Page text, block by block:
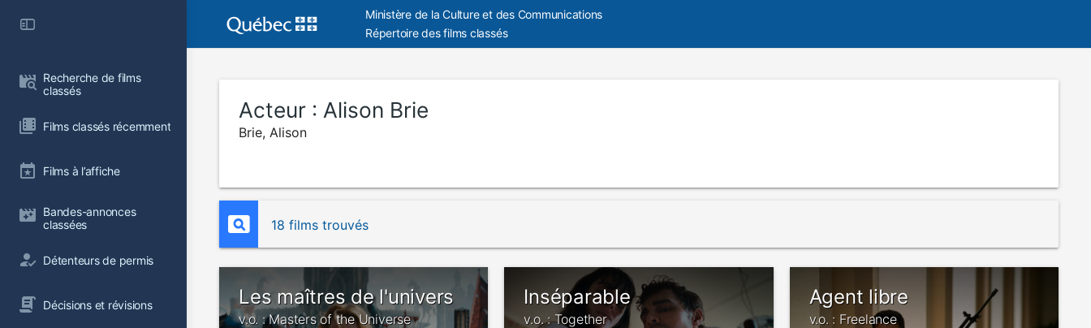
Recherche de films
classés
Films classés récemment
Films à l’affiche
Bandes-annonces
classées
Détenteurs de permis
Décisions et révisions
Ministère de la Culture et des Communications
Répertoire des films classés
Acteur : Alison Brie
Brie, Alison
18 films trouvés
Les maîtres de l'univers
v.o. : Masters of the Universe
Inséparable
v.o. : Together
Agent libre
v.o. : Freelance